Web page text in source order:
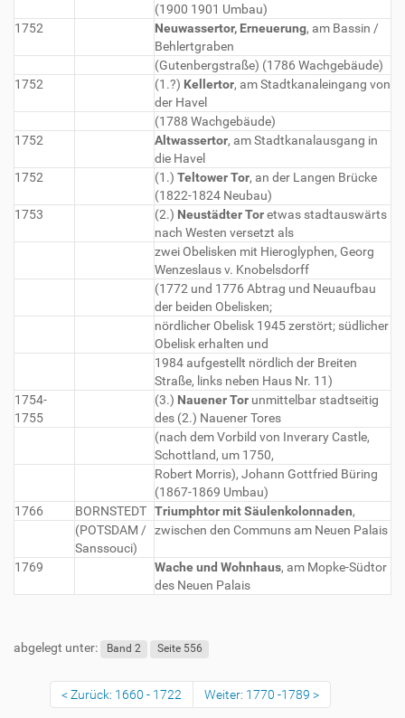
(1900 1901 Umbau)
1752
Neuwassertor, Erneuerung, am Bassin /
Behlertgraben
(Gutenbergstraße) (1786 Wachgebäude)
1752
(1.?) Kellertor, am Stadtkanaleingang von
der Havel
(1788 Wachgebäude)
1752
Altwassertor, am Stadtkanalausgang in
die Havel
1752
(1.) Teltower Tor, an der Langen Brücke
(1822-1824 Neubau)
1753
(2.) Neustädter Toretwas stadtauswärts
nach Westen versetzt als
zwei Obelisken mit Hieroglyphen, Georg
Wenzeslaus v. Knobelsdorff
(1772 und 1776 Abtrag und Neuaufbau
der beiden Obelisken;
nördlicher Obelisk 1945 zerstört; südlicher
Obelisk erhalten und
1984 aufgestellt nördlich der Breiten
Straße, links neben Haus Nr. 11)
1754-
1755
(3.) Nauener Tor unmittelbar stadtseitig
des (2.) Nauener Tores
(nach dem Vorbild von Inverary Castle,
Schottland, um 1750,
Robert Morris), Johann Gottfried Büring
(1867-1869 Umbau)
1766
BORNSTEDT Triumphtor mit Säulenkolonnaden,
(POTSDAM /
Sanssouci)
zwischen den Communs am Neuen Palais
1769 Wache und Wohnhaus, am Mopke-Südtor
des Neuen Palais
abgelegt unter: Band 2 Seite 556
Zurück: 1660 - 1722 Weiter: 1770 -1789